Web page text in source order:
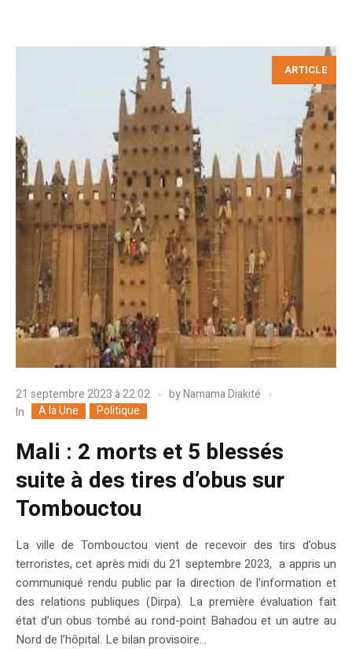
ARTICLE
21 septembre 2023 à 22:02 byNamama Diakité
In
A la Une Politique
Mali : 2 morts et 5 blessés
suite à des tires d’obus sur
Tombouctou
La ville de Tombouctou vient de recevoir des tirs d’obus
terroristes, cet après midi du 21 septembre 2023, a appris un
communiqué rendu public par la direction de l’information et
des relations publiques (Dirpa). La première évaluation fait
état d’un obus tombé au rond-point Bahadou et un autre au
Nord de l’hôpital. Le bilan provisoire...